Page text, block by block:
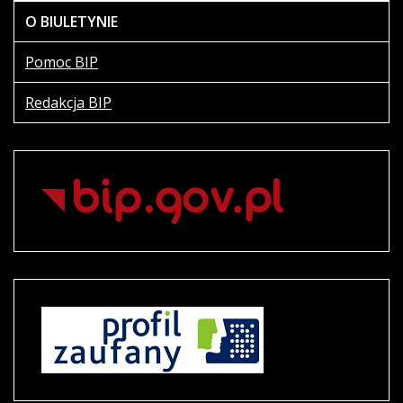
O BIULETYNIE
Pomoc BIP
Redakcja BIP